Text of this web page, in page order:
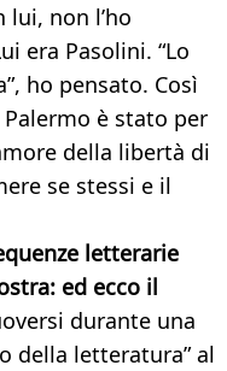
non l’ho
era Pasolini. “Lo
ho pensato. Così
è stato per
della libertà di
se stessi e il
letterarie
ed ecco il
durante una
della letteratura” al